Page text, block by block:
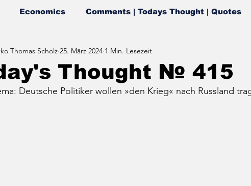
Economics Comments | Todays Thought | Quotes
Thought № 415
Thomas Scholz 25. März 2024 1 Min. Lesezeit
Deutsche Politiker wollen »den Krieg« nach Russland